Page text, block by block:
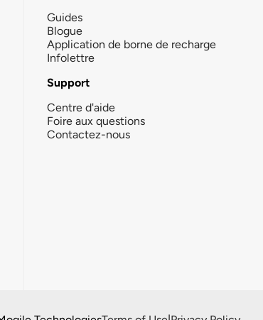
Guides
Blogue
Application de borne de recharge
Infolettre
Support
Centre d'aide
Foire aux questions
Contactez-nous